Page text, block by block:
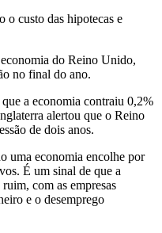
o custo das hipotecas e
economia do Reino Unido,
no final do ano.
a economia contraiu 0,2%
alertou que o Reino
de dois anos.
uma economia encolhe por
É um sinal de que a
com as empresas
e o desemprego